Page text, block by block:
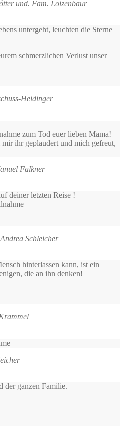
und. Fam. Loizenbaur
untergeht, leuchten die Sterne
schmerzlichen Verlust unser
Heidinger
zum Tod euer lieben Mama!
ihr geplaudert und mich gefreut,
Falkner
deiner letzten Reise !
Schleicher
hinterlassen kann, ist ein
die an ihn denken!
der ganzen Familie.